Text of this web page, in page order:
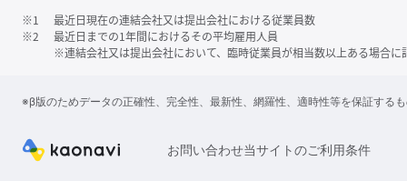
※1
最近日現在の連結会社又は提出会社における従業員数
※2
最近日までの1年間におけるその平均雇用人員
※連結会社又は提出会社において、臨時従業員が相当数以上ある場合に
※β版のためデータの正確性、完全性、最新性、網羅性、適時性等を保証する
お問い合わせ当サイトのご利用条件